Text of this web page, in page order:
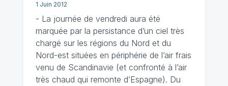
1 Juin 2012
- La journée de vendredi aura été
marquée par la persistance d’un ciel très
chargé sur les régions du Nord et du
Nord-est situées en périphérie de l’air frais
venu de Scandinavie (et confronté à l’air
très chaud qui remonte d’Espagne). Du